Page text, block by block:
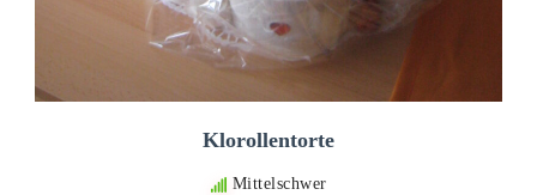
Klorollentorte
Mittelschwer